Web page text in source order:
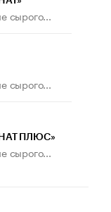
сырого...
сырого...
ПЛЮС»
сырого...